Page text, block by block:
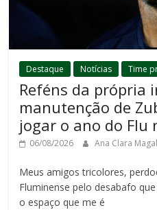
Destaque Notícias Time
Reféns da própria
manutenção de
jogar o ano do Flu
06/08/2026 Ana Clara
Meus amigos tricolores,
Fluminense pelo desabafo
o espaço que me é